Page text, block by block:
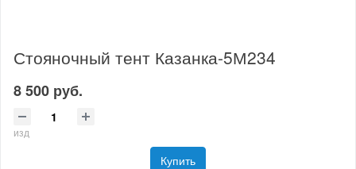
Стояночный тент Казанка-5М234
8 500 руб.
изд
Купить